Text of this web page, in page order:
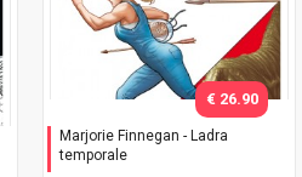
Marjorie Finnegan - Ladra
temporale
€ 26.90